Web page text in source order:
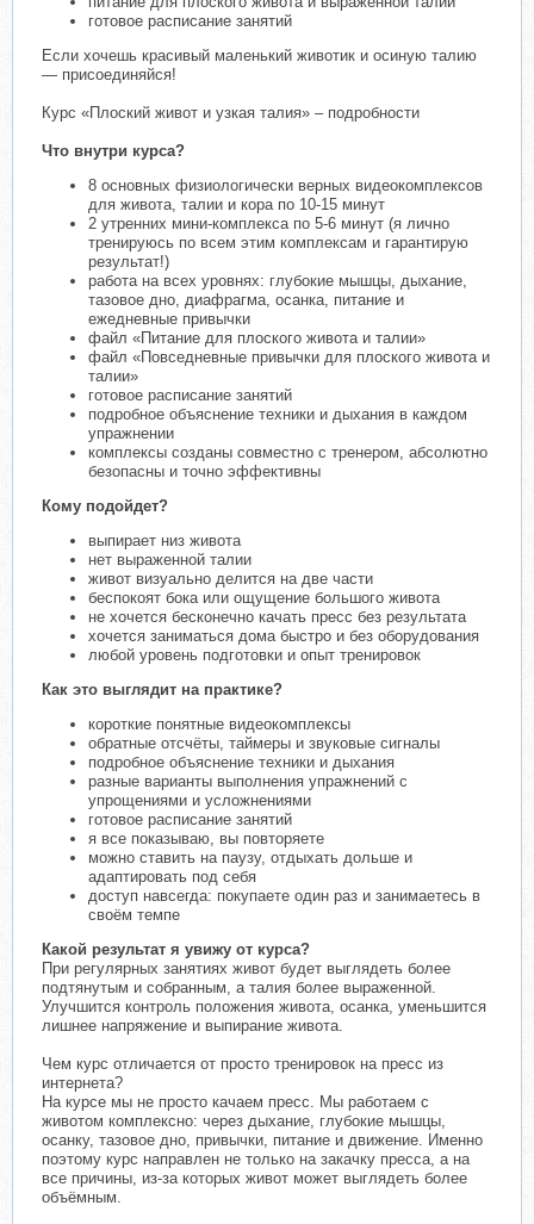
готовое расписание занятий
Если хочешь красивый маленький животик и осиную талию
— присоединяйся!
Курс «Плоский живот и узкая талия» – подробности
Что внутри курса?
8 основных физиологически верных видеокомплексов
для живота, талии и кора по 10-15 минут
2 утренних мини-комплекса по 5-6 минут (я лично
тренируюсь по всем этим комплексам и гарантирую
результат!)
работа на всех уровнях: глубокие мышцы, дыхание,
тазовое дно, диафрагма, осанка, питание и
ежедневные привычки
файл «Питание для плоского живота и талии»
файл «Повседневные привычки для плоского живота и
талии»
готовое расписание занятий
подробное объяснение техники и дыхания в каждом
упражнении
комплексы созданы совместно с тренером, абсолютно
безопасны и точно эффективны
Кому подойдет?
выпирает низ живота
нет выраженной талии
живот визуально делится на две части
беспокоят бока или ощущение большого живота
не хочется бесконечно качать пресс без результата
хочется заниматься дома быстро и без оборудования
любой уровень подготовки и опыт тренировок
Как это выглядит на практике?
короткие понятные видеокомплексы
обратные отсчёты, таймеры и звуковые сигналы
подробное объяснение техники и дыхания
разные варианты выполнения упражнений с
упрощениями и усложнениями
готовое расписание занятий
я все показываю, вы повторяете
можно ставить на паузу, отдыхать дольше и
адаптировать под себя
доступ навсегда: покупаете один раз и занимаетесь в
своём темпе
Какой результат я увижу от курса?
При регулярных занятиях живот будет выглядеть более
подтянутым и собранным, а талия более выраженной.
Улучшится контроль положения живота, осанка, уменьшится
лишнее напряжение и выпирание живота.
Чем курс отличается от просто тренировок на пресс из
интернета?
На курсе мы не просто качаем пресс. Мы работаем с
животом комплексно: через дыхание, глубокие мышцы,
осанку, тазовое дно, привычки, питание и движение. Именно
поэтому курс направлен не только на закачку пресса, а на
все причины, из-за которых живот может выглядеть более
объёмным.